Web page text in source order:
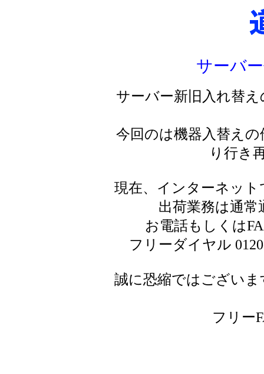
サーバ
サーバー新旧入れ替
今回のは機器入替え
り行き
現在、インターネッ
出荷業務は通
お電話もしくは
フリーダイヤル
誠に恐縮ではござい
フリー